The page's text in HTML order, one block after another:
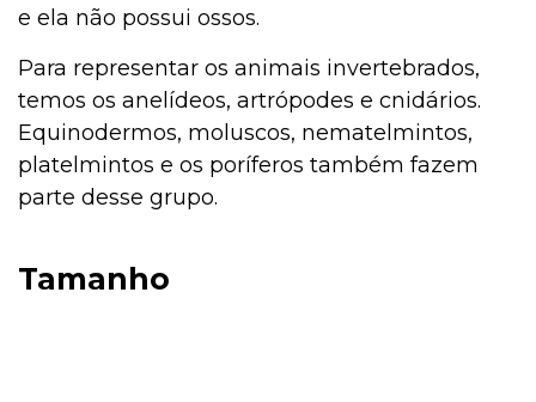
e ela não possui ossos.
Para representar os animais invertebrados,
temos os anelídeos, artrópodes e cnidários.
Equinodermos, moluscos, nematelmintos,
platelmintos e os poríferos também fazem
parte desse grupo.
Tamanho